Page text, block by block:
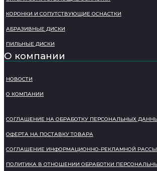
КОРОНКИ И СОПУТСТВУЮЩИЕ ОСНАСТКИ
АБРАЗИВНЫЕ ДИСКИ
ПИЛЬНЫЕ ДИСКИ
О компании
НОВОСТИ
О КОМПАНИИ
СОГЛАШЕНИЕ НА ОБРАБОТКУ ПЕРСОНАЛЬНЫХ
ОФЕРТА НА ПОСТАВКУ ТОВАРА
СОГЛАШЕНИЕ ИНФОРМАЦИОННО-РЕКЛАМНОЙ
ПОЛИТИКА В ОТНОШЕНИИ ОБРАБОТКИ